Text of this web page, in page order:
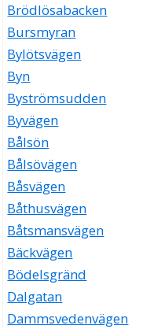
Brödlösabacken
Bursmyran
Bylötsvägen
Byn
Byströmsudden
Byvägen
Bålsön
Bålsövägen
Båsvägen
Båthusvägen
Båtsmansvägen
Bäckvägen
Bödelsgränd
Dalgatan
Dammsvedenvägen